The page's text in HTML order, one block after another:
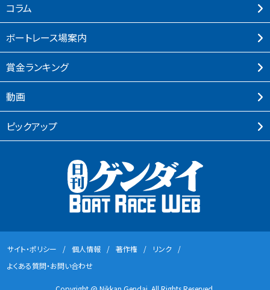
コラム
ボートレース場案内
賞⾦ランキング
動画
ピックアップ
サイト・ポリシー 個⼈情報 著作権
リンク
よくある質問・お問い合わせ